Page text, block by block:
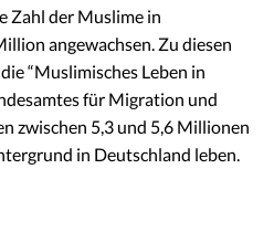
Zahl der Muslime in
angewachsen. Zu diesen
“Muslimisches Leben in
für Migration und
zwischen 5,3 und 5,6 Millionen
in Deutschland leben.